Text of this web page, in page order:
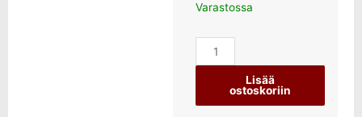
Varastossa
Lisää
ostoskoriin